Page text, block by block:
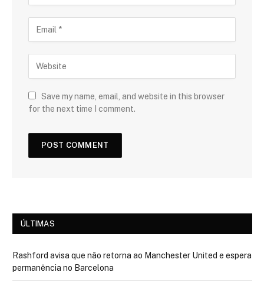
Save my name, email, and website in this browser
for the next time I comment.
ÚLTIMAS
Rashford avisa que não retorna ao Manchester United e espera
permanência no Barcelona